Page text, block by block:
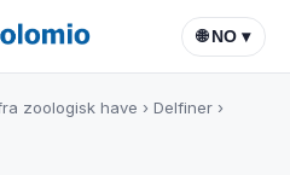
🌐 NO ▾
zoologisk have › Delfiner ›